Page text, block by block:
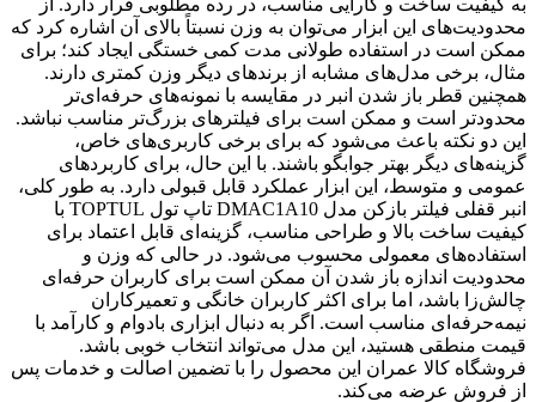
محدودیت‌های این ابزار می‌توان به وزن نسبتاً بالای آن اشاره کرد که
ممکن است در استفاده طولانی مدت کمی خستگی ایجاد کند؛ برای
مثال، برخی مدل‌های مشابه از برندهای دیگر وزن کمتری دارند.
همچنین قطر باز شدن انبر در مقایسه با نمونه‌های حرفه‌ای‌تر
محدودتر است و ممکن است برای فیلترهای بزرگ‌تر مناسب نباشد.
این دو نکته باعث می‌شود که برای برخی کاربری‌های خاص،
گزینه‌های دیگر بهتر جوابگو باشند. با این حال، برای کاربردهای
عمومی و متوسط، این ابزار عملکرد قابل قبولی دارد. به طور کلی،
انبر قفلی فیلتر بازکن مدل DMAC1A10 تاپ تول TOPTUL با
کیفیت ساخت بالا و طراحی مناسب، گزینه‌ای قابل اعتماد برای
استفاده‌های معمولی محسوب می‌شود. در حالی که وزن و
محدودیت اندازه باز شدن آن ممکن است برای کاربران حرفه‌ای
چالش‌زا باشد، اما برای اکثر کاربران خانگی و تعمیرکاران
نیمه‌حرفه‌ای مناسب است. اگر به دنبال ابزاری بادوام و کارآمد با
قیمت منطقی هستید، این مدل می‌تواند انتخاب خوبی باشد.
فروشگاه کالا عمران این محصول را با تضمین اصالت و خدمات پس
از فروش عرضه می‌کند.